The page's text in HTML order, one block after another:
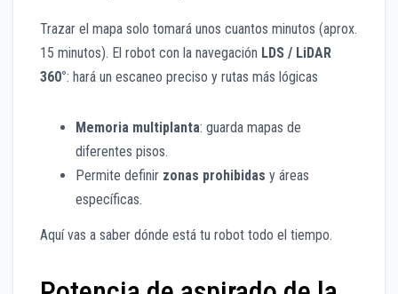
Trazar el mapa solo tomará unos cuantos minutos (aprox.
15 minutos). El robot con la navegación LDS / LiDAR
360°: hará un escaneo preciso y rutas más lógicas
Memoria multiplanta: guarda mapas de
diferentes pisos.
Permite definir zonas prohibidas y áreas
específicas.
Aquí vas a saber dónde está tu robot todo el tiempo.